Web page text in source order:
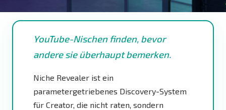
YouTube-Nischen finden, bevor
andere sie überhaupt bemerken.
Niche Revealer ist ein
parametergetriebenes Discovery-System
für Creator, die nicht raten, sondern